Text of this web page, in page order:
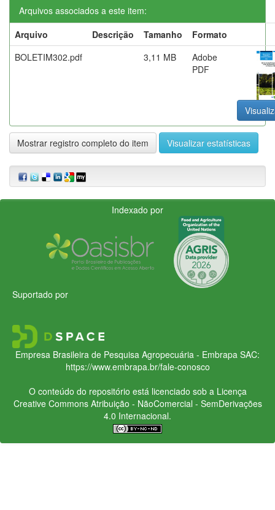
Arquivos associados a este item:
Arquivo
Descrição Tamanho
Formato
BOLETIM302.pdf
3,11 MB
Adobe
PDF
Mostrar registro completo do item Visualizar estatísticas
Indexado por
Suportado por
Empresa Brasileira de Pesquisa Agropecuária - Embrapa SAC:
https://www.embrapa.br/fale-conosco
O conteúdo do repositório está licenciado sob a Licença
Creative CommonsAtribuição - NãoComercial - SemDerivações
4.0 Internacional.